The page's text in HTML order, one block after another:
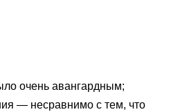
очень авангардным;
— несравнимо с тем, что